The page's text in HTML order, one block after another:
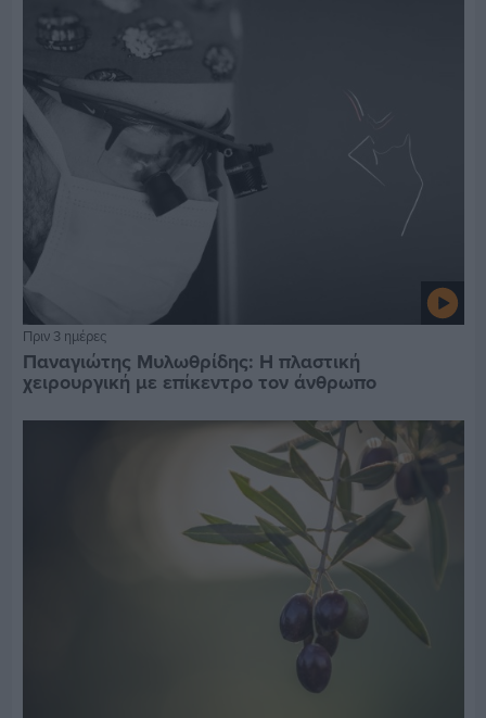
Πριν 3 ημέρες
Παναγιώτης Μυλωθρίδης: Η πλαστική
χειρουργική με επίκεντρο τον άνθρωπο